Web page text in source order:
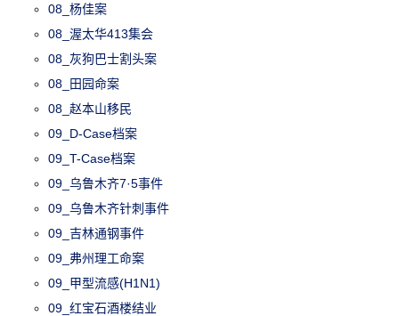
08_杨佳案
08_渥太华413集会
08_灰狗巴士割头案
08_田园命案
08_赵本山移民
09_D-Case档案
09_T-Case档案
09_乌鲁木齐7·5事件
09_乌鲁木齐针刺事件
09_吉林通钢事件
09_弗州理工命案
09_甲型流感(H1N1)
09_红宝石酒楼结业